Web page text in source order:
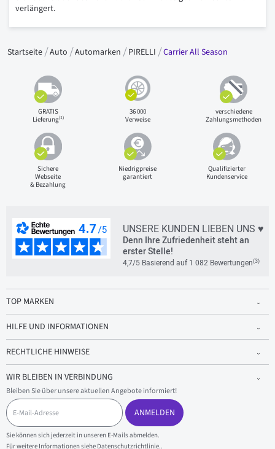
verlängert.
Startseite Auto Automarken PIRELLI Carrier All Season
GRATIS
Lieferung(1)
36 000
Verweise
verschiedene
Zahlungsmethoden
Sichere
Webseite
& Bezahlung
Niedrigpreise
garantiert
Qualifizierter
Kundenservice
UNSERE KUNDEN LIEBEN UNS ♥
Denn Ihre Zufriedenheit steht an
erster Stelle!
4,7/5 Basierend auf 1 082 Bewertungen(3)
TOP MARKEN
HILFE UND INFORMATIONEN
RECHTLICHE HINWEISE
WIR BLEIBEN IN VERBINDUNG
Bleiben Sie über unsere aktuellen Angebote informiert!
E
-
M
a
i
ANMELDEN
Sie können sich jederzeit in unseren E-Mails abmelden.
Für weitere Informationen siehe Datenschutzrichtlinie..